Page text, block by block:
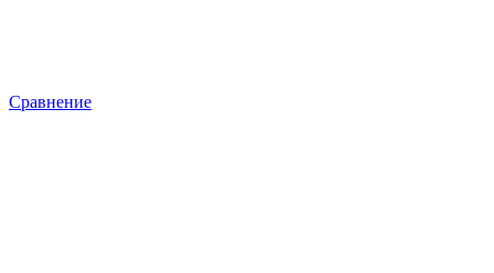
Сравнение